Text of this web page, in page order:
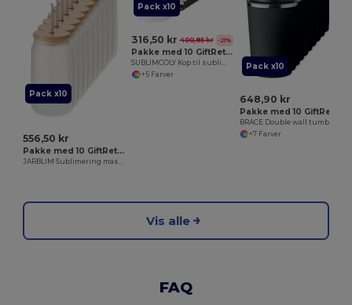
Pack x10
556,50 kr
Pakke med 10 GiftRetail MO6919
JARBLIM Sublimering mason krus 400 ml
Pack x10
316,50 kr 400,85 kr -21%
Pakke med 10 GiftRetail MO8422
SUBLIMCOLY Kop til sublimation i farver
+5 Farver
Pack x10
648,90 kr
+7 Farver
Vis alle
FAQ